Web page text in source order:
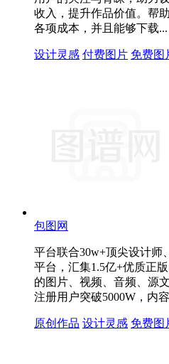
收入，提升作品价值。帮
各项成本，并且能够下载...
设计灵感 付费图片 免费图
包图网
平台联合30w+顶尖设计师
平台，汇集1.5亿+优质正
的图片、视频、音频、源
注册用户突破5000W，内
原创作品 设计灵感 免费图